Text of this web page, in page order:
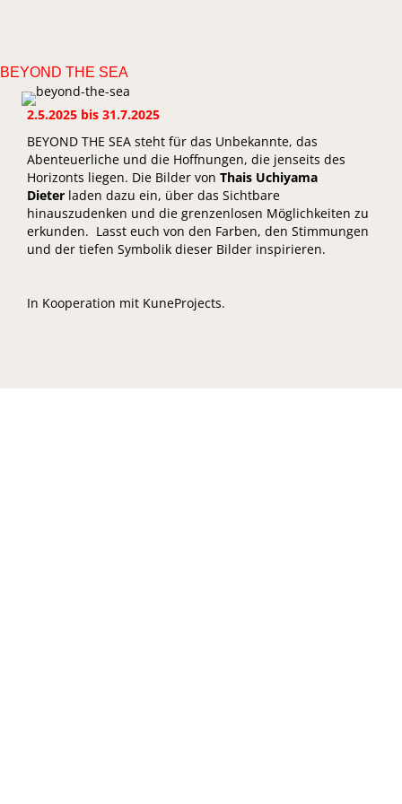
BEYOND THE SEA
2.5.2025 bis 31.7.2025
BEYOND THE SEA steht für das Unbekannte, das
Abenteuerliche und die Hoffnungen, die jenseits des
Horizonts liegen. Die Bilder von Thais Uchiyama
Dieter laden dazu ein, über das Sichtbare
hinauszudenken und die grenzenlosen Möglichkeiten zu
erkunden. Lasst euch von den Farben, den Stimmungen
und der tiefen Symbolik dieser Bilder inspirieren.
In Kooperation mit KuneProjects.